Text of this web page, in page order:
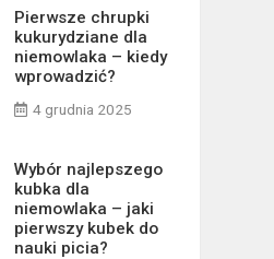
Pierwsze chrupki
kukurydziane dla
niemowlaka – kiedy
wprowadzić?
4 grudnia 2025
Wybór najlepszego
kubka dla
niemowlaka – jaki
pierwszy kubek do
nauki picia?